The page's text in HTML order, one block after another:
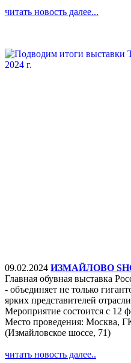
читать новость далее...
09.02.2024 ИЗМАЙЛОВО
Главная обувная выставка
- объединяет не только
ярких представителей
Мероприятие состоится с 12
Место проведения: Москва,
(Измайловское шоссе, 71)
читать новость далее..